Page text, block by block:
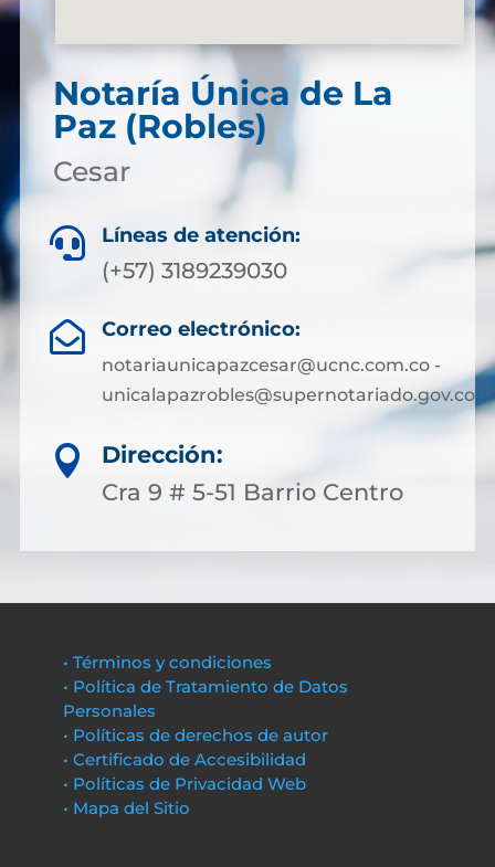
Notaría Única de La
Paz (Robles)
Cesar
 Líneas de atención:
(+57) 3189239030
 Correo electrónico:
notariaunicapazcesar@ucnc.com.co -
unicalapazrobles@supernotariado.gov.co

Dirección:
Cra 9 # 5-51 Barrio Centro
• Términos y condiciones
• Política de Tratamiento de Datos
Personales
• Políticas de derechos de autor
• Certificado de Accesibilidad
• Políticas de Privacidad Web
• Mapa del Sitio